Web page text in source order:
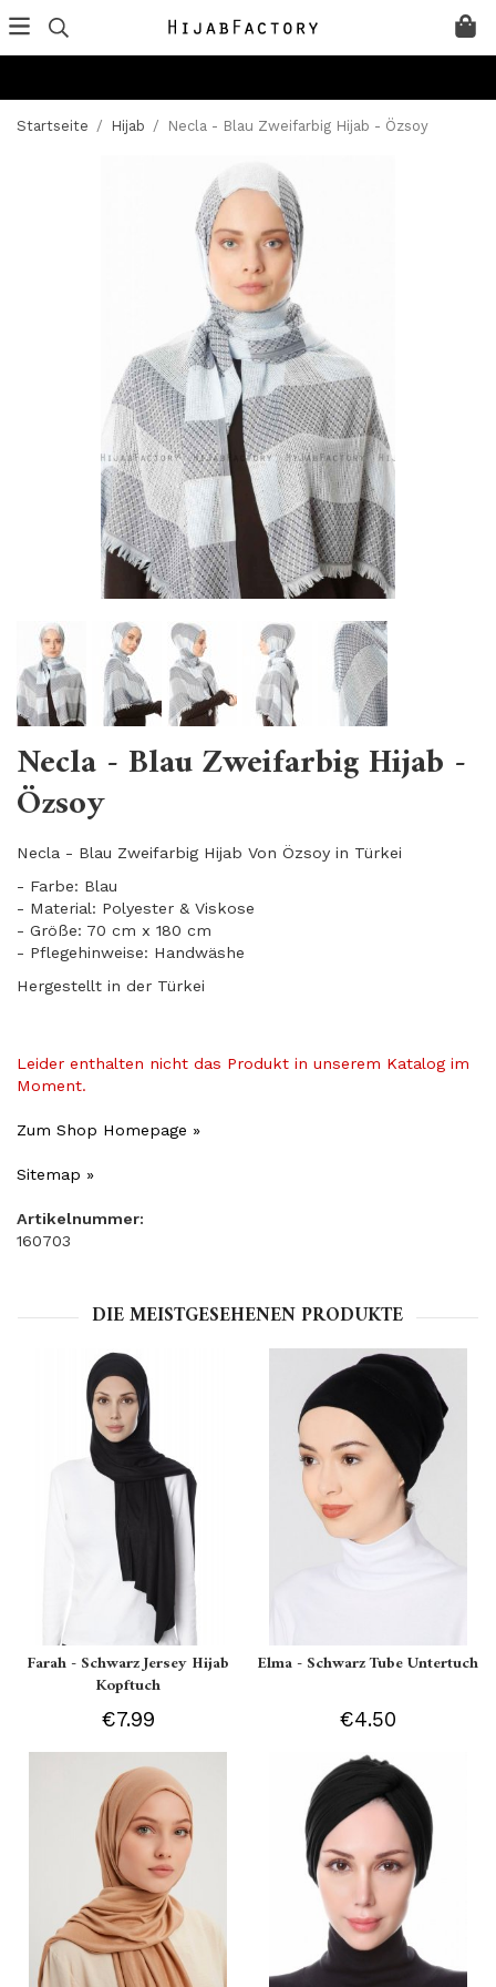
Startseite / Hijab / Necla - Blau Zweifarbig Hijab - Özsoy
Necla - Blau Zweifarbig Hijab -
Özsoy
Necla - Blau Zweifarbig Hijab Von Özsoy in Türkei
- Farbe: Blau
- Material: Polyester & Viskose
- Größe: 70 cm x 180 cm
- Pflegehinweise: Handwäshe
Hergestellt in der Türkei
Leider enthalten nicht das Produkt in unserem Katalog im
Moment.
Zum Shop Homepage »
Sitemap »
Artikelnummer:
160703
DIE MEISTGESEHENEN PRODUKTE
Farah - Schwarz Jersey Hijab
Kopftuch
€7.99
Elma - Schwarz Tube Untertuch
€4.50